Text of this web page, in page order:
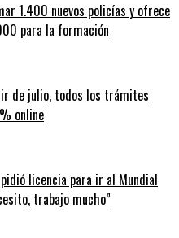
1.400 nuevos policías y ofrece
para la formación
de julio, todos los trámites
online
licencia para ir al Mundial
trabajo mucho”